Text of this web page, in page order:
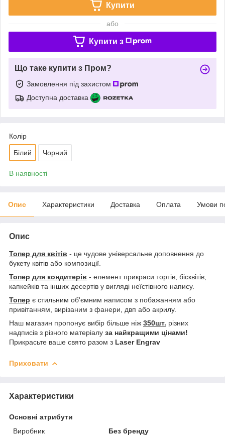
Купити
або
Купити з
Що таке купити з Пром?
Замовлення під захистом
Доступна доставка
Колір
Білий Чорний
В наявності
Опис Характеристики Доставка Оплата Умови
Опис
Топер для квітів - це чудове універсальне доповнення до
букету квітів або композиції.
Топер для кондитерів - елемент прикраси тортів, бісквітів,
капкейків та інших десертів у вигляді неїстівного напису.
Топер є стильним об'ємним написом з побажанням або
привітанням, вирізаним з фанери, двп або акрилу.
Наш магазин пропонує вибір більше ніж 350шт. різних
надписів з різного матеріалу за найкращими цінами!
Прикрасьте ваше свято разом з Laser Engrav
Приховати
Характеристики
Основні атрибути
Виробник
Без бренду